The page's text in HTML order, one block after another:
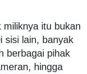
miliknya itu bukan
sisi lain, banyak
berbagai pihak
hingga